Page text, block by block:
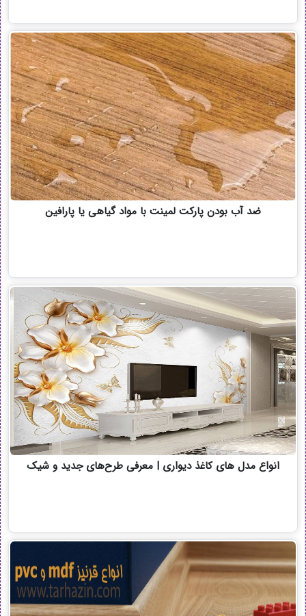
ضد آب بودن پارکت لمینت با مواد گیاهی یا پارافین
انواع مدل های کاغذ دیواری | معرفی طرح‌های جدید و شیک